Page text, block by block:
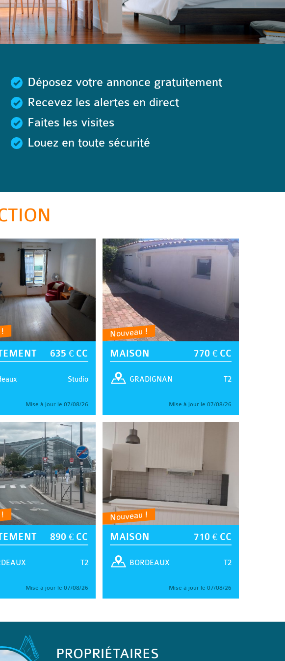
Déposez votre annonce gratuitement
Recevez les alertes en direct
Faites les visites
Louez en toute sécurité
635 € CC
Studio
Mise à jour le 07/08/26
Nouveau !
MAISON 770 € CC
T2
GRADIGNAN
Mise à jour le 07/08/26
890 € CC
T2
Mise à jour le 07/08/26
Nouveau !
MAISON 710 € CC
T2
BORDEAUX
Mise à jour le 07/08/26
PROPRIÉTAIRES